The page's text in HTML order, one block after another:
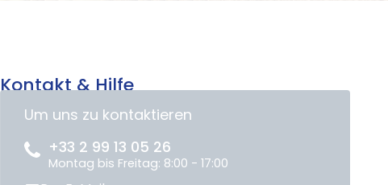
Kontakt & Hilfe
Um uns zu kontaktieren
+33 2 99 13 05 26
Montag bis Freitag: 8:00 - 17:00